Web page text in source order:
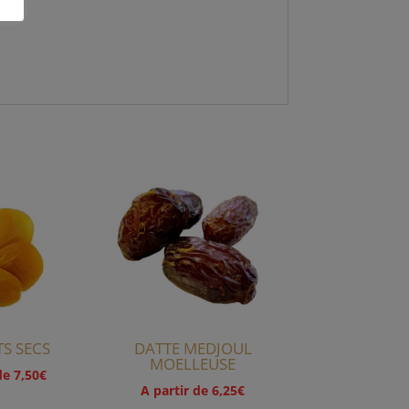
SECS
7,50€
DATTE MEDJOUL
MOELLEUSE
A partir de6,25€